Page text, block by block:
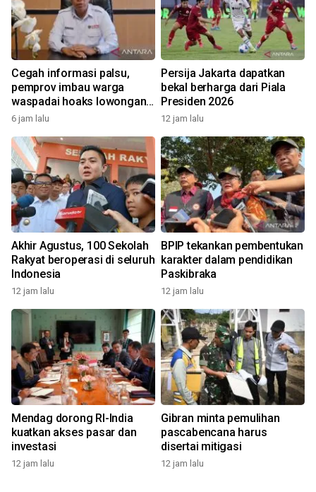
Cegah informasi palsu,
pemprov imbau warga
waspadai hoaks lowongan
kerja Blok Masela
6 jam lalu
Persija Jakarta dapatkan
bekal berharga dari Piala
Presiden 2026
12 jam lalu
Akhir Agustus, 100 Sekolah
Rakyat beroperasi di seluruh
Indonesia
12 jam lalu
BPIP tekankan pembentukan
karakter dalam pendidikan
Paskibraka
12 jam lalu
Mendag dorong RI-India
kuatkan akses pasar dan
investasi
12 jam lalu
Gibran minta pemulihan
pascabencana harus
disertai mitigasi
12 jam lalu